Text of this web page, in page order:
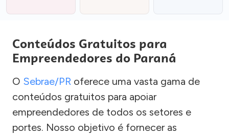
Conteúdos Gratuitos para
Empreendedores do Paraná
O Sebrae/PR oferece uma vasta gama de
conteúdos gratuitos para apoiar
empreendedores de todos os setores e
portes. Nosso objetivo é fornecer as